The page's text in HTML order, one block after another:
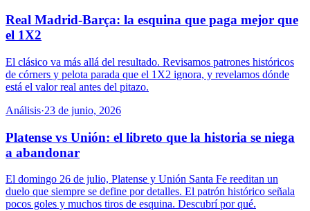
Real Madrid-Barça: la esquina que paga mejor que
el 1X2
El clásico va más allá del resultado. Revisamos patrones históricos
de córners y pelota parada que el 1X2 ignora, y revelamos dónde
está el valor real antes del pitazo.
Análisis·23 de junio, 2026
Platense vs Unión: el libreto que la historia se niega
a abandonar
El domingo 26 de julio, Platense y Unión Santa Fe reeditan un
duelo que siempre se define por detalles. El patrón histórico señala
pocos goles y muchos tiros de esquina. Descubrí por qué.